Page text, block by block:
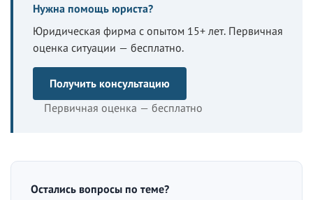
Нужна помощь юриста?
Юридическая фирма с опытом 15+ лет. Первичная
оценка ситуации — бесплатно.
Получить консультацию
Первичная оценка — бесплатно
Остались вопросы по теме?